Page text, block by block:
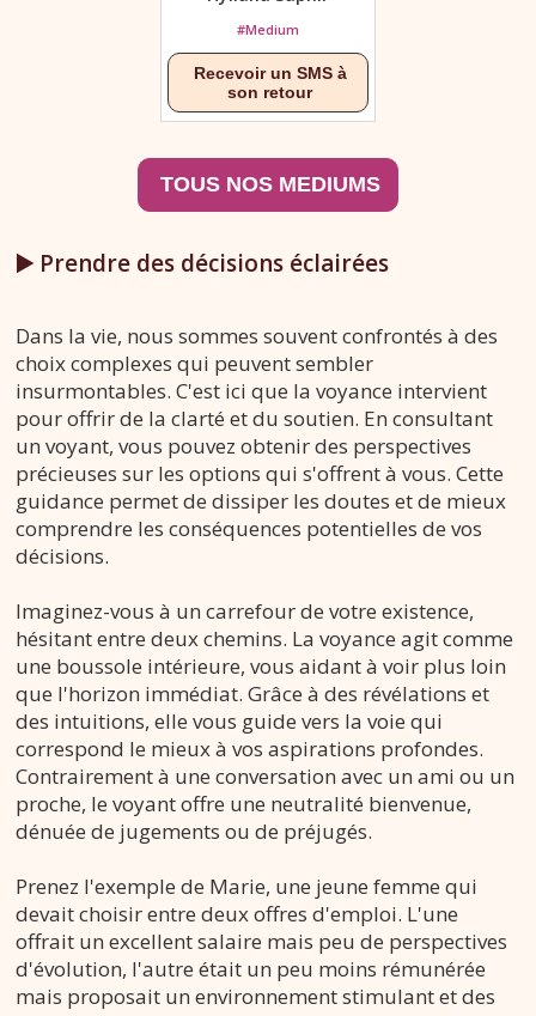
#Medium
▶️ Prendre des décisions éclairées
Dans la vie, nous sommes souvent confrontés à des
choix complexes qui peuvent sembler
insurmontables. C'est ici que la voyance intervient
pour offrir de la clarté et du soutien. En consultant
un voyant, vous pouvez obtenir des perspectives
précieuses sur les options qui s'offrent à vous. Cette
guidance permet de dissiper les doutes et de mieux
comprendre les conséquences potentielles de vos
décisions.
Imaginez-vous à un carrefour de votre existence,
hésitant entre deux chemins. La voyance agit comme
une boussole intérieure, vous aidant à voir plus loin
que l'horizon immédiat. Grâce à des révélations et
des intuitions, elle vous guide vers la voie qui
correspond le mieux à vos aspirations profondes.
Contrairement à une conversation avec un ami ou un
proche, le voyant offre une neutralité bienvenue,
dénuée de jugements ou de préjugés.
Prenez l'exemple de Marie, une jeune femme qui
devait choisir entre deux offres d'emploi. L'une
offrait un excellent salaire mais peu de perspectives
d'évolution, l'autre était un peu moins rémunérée
mais proposait un environnement stimulant et des